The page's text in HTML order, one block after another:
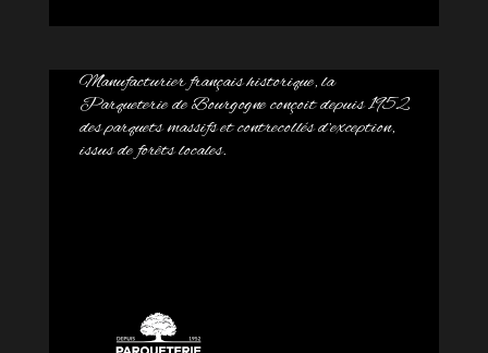
Manufacturier français historique, la
Parqueterie de Bourgogne conçoit depuis 1952
des parquets massifs et contrecollés d’exception,
issus de forêts locales.